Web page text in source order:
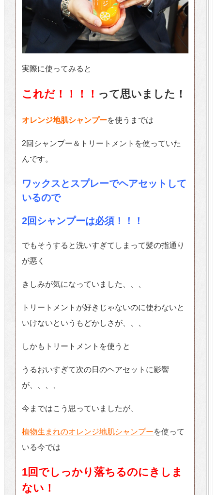
実際に使ってみると
これだ！！！！ って思いました！
オレンジ地肌シャンプーを使うまでは
2回シャンプー＆トリートメントを使っていた
んです。
ワックスとスプレーでヘアセットして
いるので
2回シャンプーは必須！！！
でもそうすると洗いすぎてしまって髪の指通り
が悪く
きしみが気になっていました、、、
トリートメントが好きじゃないのに使わないと
いけないというもどかしさが、、、
しかもトリートメントを使うと
うるおいすぎて次の日のヘアセットに影響
が、、、、
今まではこう思っていましたが、
植物生まれのオレンジ地肌シャンプーを使って
いる今では
1回でしっかり落ちるのにきしま
ない！